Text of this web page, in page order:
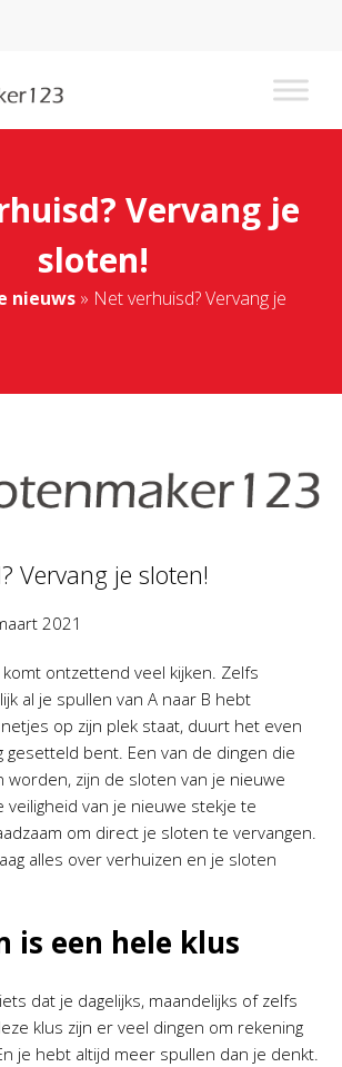
Vervang je
sloten!
nieuws » Net verhuisd? Vervang je
Vervang je sloten!
2021
ontzettend veel kijken. Zelfs
al je spullen van A naar B hebt
op zijn plek staat, duurt het even
gesetteld bent. Een van de dingen die
worden, zijn de sloten van je nieuwe
veiligheid van je nieuwe stekje te
om direct je sloten te vervangen.
alles over verhuizen en je sloten
is een hele klus
dat je dagelijks, maandelijks of zelfs
klus zijn er veel dingen om rekening
je hebt altijd meer spullen dan je denkt.